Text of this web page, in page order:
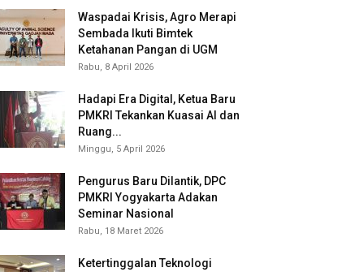
Waspadai Krisis, Agro Merapi
Sembada Ikuti Bimtek
Ketahanan Pangan di UGM
Rabu, 8 April 2026
Hadapi Era Digital, Ketua Baru
PMKRI Tekankan Kuasai AI dan
Ruang...
Minggu, 5 April 2026
Pengurus Baru Dilantik, DPC
PMKRI Yogyakarta Adakan
Seminar Nasional
Rabu, 18 Maret 2026
Ketertinggalan Teknologi